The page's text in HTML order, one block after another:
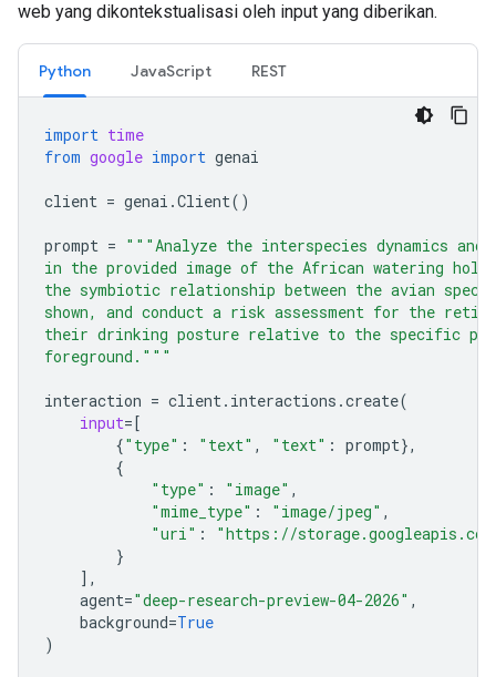
web yang dikontekstualisasi oleh input yang diberikan.
Python JavaScript REST
import time
from google import genai
client = genai .Client()
prompt = """Analyze the interspecies dynamics
in the provided image of the African watering
the symbiotic relationship between the avian
shown, and conduct a risk assessment for the
their drinking posture relative to the specific
foreground."""
interaction = client. interactions .create(
input=[
{"type" : "text" , "text" : prompt},
{
"type" : "image" ,
"mime_type" : "image/jpeg" ,
"uri" :
"https://
}
],
agent="deep-research-preview-04-2026" ,
background=True
)